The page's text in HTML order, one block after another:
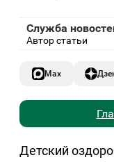
Служба
Автор статьи
Max
Детский